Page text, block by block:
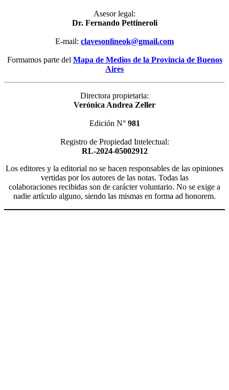
Asesor legal:
Dr. Fernando Pettineroli
E-mail: clavesonlineok@gmail.com
Formamos parte del Mapa de Medios de la Provincia de Buenos
Aires
Directora propietaria:
Verónica Andrea Zeller
Edición N°981
Registro de Propiedad Intelectual:
RL-2024-05002912
Los editores y la editorial no se hacen responsables de las opiniones
vertidas por los autores de las notas. Todas las
colaboraciones recibidas son de carácter voluntario. No se exige a
nadie artículo alguno, siendo las mismas en forma ad honorem.